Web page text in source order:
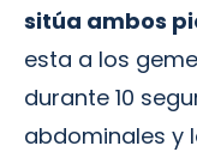
sitúa ambos
esta a los
durante 10
abdominales y